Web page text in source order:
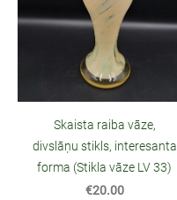
Skaista raiba vāze,
divslāņu stikls, interesanta
forma (Stikla vāze LV 33)
€20.00